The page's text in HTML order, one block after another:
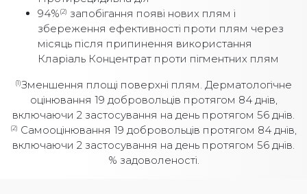
94%(2) запобігання появі нових плям і
збереження ефективності проти плям через
місяць після припинення використання
Кларіаль Концентрат проти пігментних плям
(1)Зменшення площі поверхні плям. Дерматологічне
оцінювання 19 добровольців протягом 84 днів,
включаючи 2 застосування на день протягом 56 днів.
(2) Самооцінювання 19 добровольців протягом 84 днів,
включаючи 2 застосування на день протягом 56 днів.
% задоволеності.